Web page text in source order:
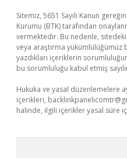
Sitemiz, 5651 Sayılı Kanun
Kurumu (BTK) tarafından
vermektedir. Bu nedenle,
veya araştırma yükümlülüğümüz
yazdıkları içeriklerin
bu sorumluluğu kabul etmiş
Hukuka ve yasal düzenlemelere
içerikleri,
halinde, ilgili içerikler yasal süre